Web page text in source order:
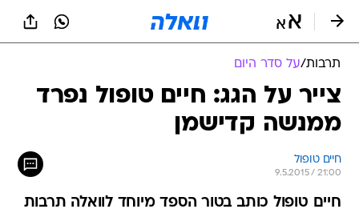
תרבות/על סדר היום
צייר על הגג: חיים טופול נפרד
ממנשה קדישמן
חיים טופול
9.5.2015 / 21:00
חיים טופול כותב בטור הספד מיוחד לוואלה תרבות